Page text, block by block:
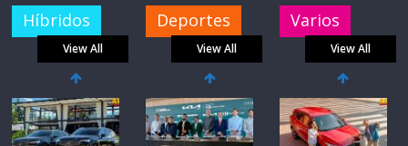
Híbridos
View All
Deportes
View All
Varios
View All